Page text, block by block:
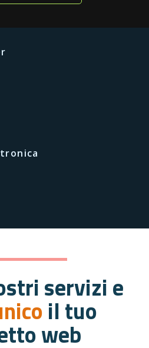
servizi e
il tuo
web